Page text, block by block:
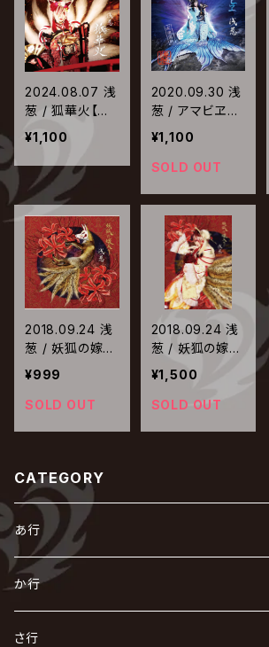
2024.08.07 浅
葱 / 狐華火【通
常盤】
¥1,100
2020.09.30 浅
葱 / アマビヱ
【通常盤】
¥1,100
SOLD OUT
2018.09.24 浅
葱 / 妖狐の嫁入
り【TYPE-B】
¥999
SOLD OUT
2018.09.24 浅
葱 / 妖狐の嫁入
り【TYPE-A】
¥1,500
SOLD OUT
CATEGORY
あ行
あ
R指定
い
か行
か
さ行